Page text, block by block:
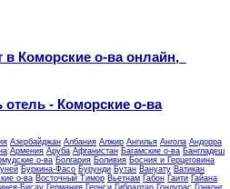
в Коморские о-ва онлайн,
- Коморские о-ва
Азербайджан Албания Алжир Ангилья Ангола Андорра
Армения Аруба Афганистан Багамские о-ва Бангладеш
о-ва Болгария Боливия Босния и Герцеговина
Буркина-Фасо Бурунди Бутан Вануату Ватикан
о-ва Восточный Тимор Вьетнам Габон Гаити Гайана
Бисау Германия Гернси Гибралтар Гондурас Гонконг